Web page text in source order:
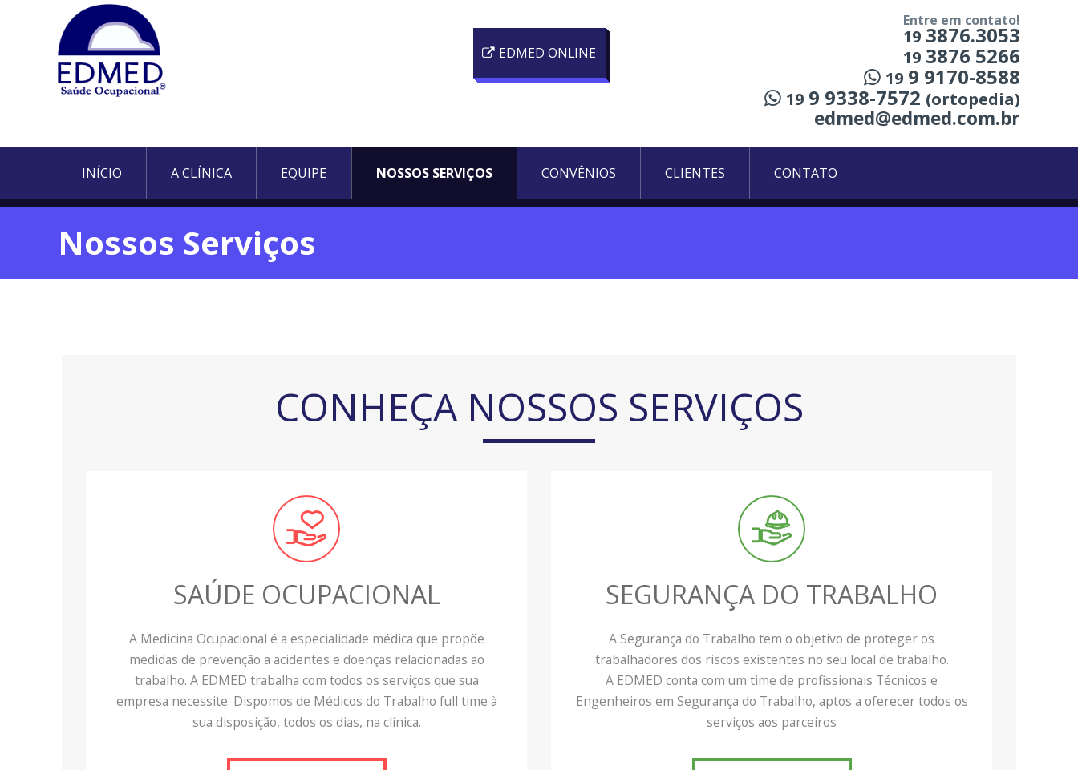
Entre em contato!
19 3876.3053
19 3876 5266
19 9 9170-8588
19 9 9338-7572 (ortopedia)
edmed@edmed.com.br
EDMED ONLINE
INÍCIO A CLÍNICA EQUIPE NOSSOS SERVIÇOS CONVÊNIOS CLIENTES CONTATO
Nossos Serviços
CONHEÇA NOSSOS SERVIÇOS
SAÚDE OCUPACIONAL
A Medicina Ocupacional é a especialidade médica que propõe
medidas de prevenção a acidentes e doenças relacionadas ao
trabalho. A EDMED trabalha com todos os serviços que sua
empresa necessite. Dispomos de Médicos do Trabalho full time à
sua disposição, todos os dias, na clínica.
SEGURANÇA DO TRABALHO
A Segurança do Trabalho tem o objetivo de proteger os
trabalhadores dos riscos existentes no seu local de trabalho.
A EDMED conta com um time de profissionais Técnicos e
Engenheiros em Segurança do Trabalho, aptos a oferecer todos os
serviços aos parceiros